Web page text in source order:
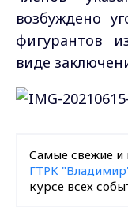
возбуждено
фигурантов
виде
Самые свежие и
ГТРК
курсе всех